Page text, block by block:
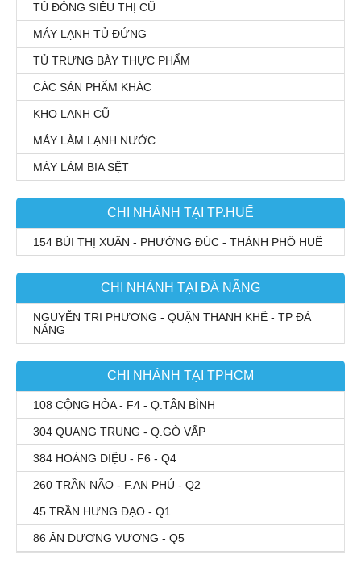
TỦ ĐÔNG SIÊU THỊ CŨ
MÁY LẠNH TỦ ĐỨNG
TỦ TRƯNG BÀY THỰC PHẨM
CÁC SẢN PHẨM KHÁC
KHO LẠNH CŨ
MÁY LÀM LẠNH NƯỚC
MÁY LÀM BIA SỆT
CHI NHÁNH TẠI TP.HUẾ
154 BÙI THỊ XUÂN - PHƯỜNG ĐÚC - THÀNH PHỐ HUẾ
CHI NHÁNH TẠI ĐÀ NẴNG
NGUYỄN TRI PHƯƠNG - QUẬN THANH KHÊ - TP ĐÀ
NẴNG
CHI NHÁNH TẠI TPHCM
108 CỘNG HÒA - F4 - Q.TÂN BÌNH
304 QUANG TRUNG - Q.GÒ VẤP
384 HOÀNG DIỆU - F6 - Q4
260 TRẦN NÃO - F.AN PHÚ - Q2
45 TRẦN HƯNG ĐẠO - Q1
86 ĂN DƯƠNG VƯƠNG - Q5